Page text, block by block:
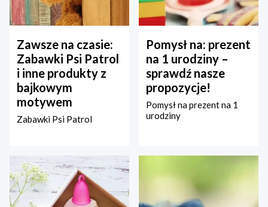
Zawsze na czasie:
Zabawki Psi Patrol
i inne produkty z
bajkowym
motywem
Zabawki Psi Patrol
Pomysł na: prezent
na 1 urodziny –
sprawdź nasze
propozycje!
Pomysł na prezent na 1
urodziny